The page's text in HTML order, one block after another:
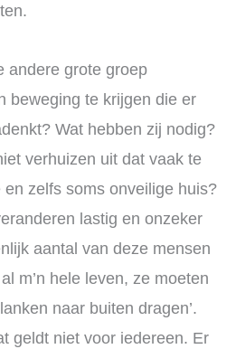
andere grote groep
beweging te krijgen die er
Wat hebben zij nodig?
verhuizen uit dat vaak te
zelfs soms onveilige huis?
lastig en onzeker
aantal van deze mensen
m’n hele leven, ze moeten
naar buiten dragen’.
geldt niet voor iedereen. Er